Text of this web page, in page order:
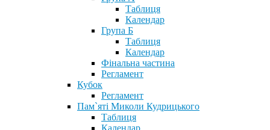
Таблиця
Календар
Група Б
Таблиця
Календар
Фінальна частина
Регламент
Кубок
Регламент
Пам`яті Миколи Кудрицького
Таблиця
Календар